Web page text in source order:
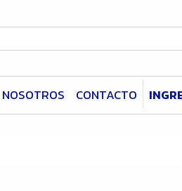
NOSOTROS CONTACTO